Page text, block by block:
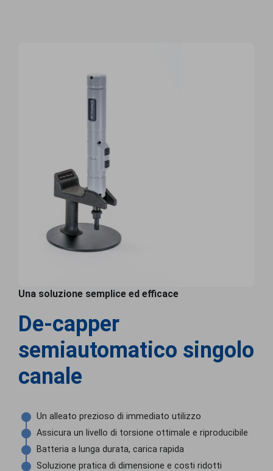
Una soluzione semplice ed efficace
De-capper
semiautomatico singolo
canale
Un alleato prezioso di immediato utilizzo
Assicura un livello di torsione ottimale e riproducibile
Batteria a lunga durata, carica rapida
Soluzione pratica di dimensione e costi ridotti